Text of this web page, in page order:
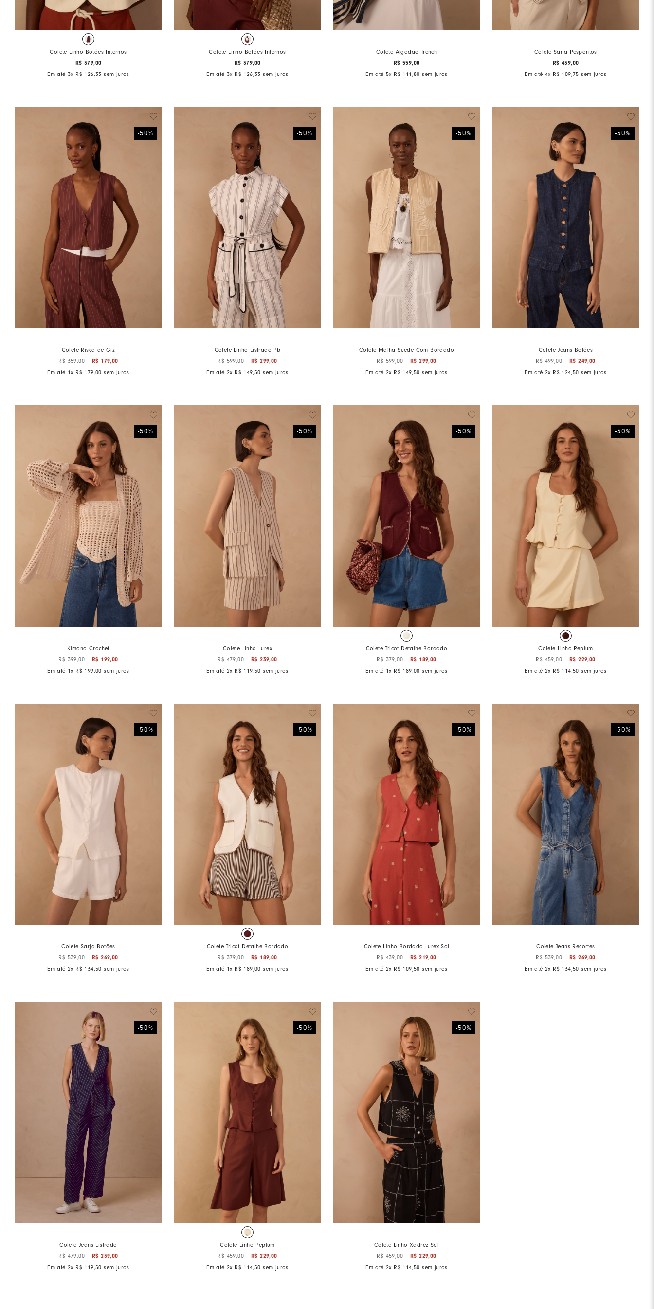
Colete Linho Botões Internos
R$ 379,00
Em até 3x R$ 126 ,33 sem juros
Colete Linho Botões Internos
R$ 379,00
Em até 3x R$ 126 ,33 sem juros
Colete Algodão Trench
R$ 559,00
Em até 5x R$ 111 ,80 sem juros
Colete Sarja Pespontos
R$ 439,00
Em até 4x R$ 109 75 sem juros
-50%
Colete Risca de Giz
R$ 359,00 R$ 179,00
Em até 1x R$ 179,00 sem juros
-50%
Colete Linho Listrado Pb
R$ 599,00 R$ 299,00
Em até 2x R$ 149,50 sem juros
-50%
Colete Malha Suede Com Bordado
R$ 599,00 R$ 299,00
Em até 2x R$ 149,50 sem juros
-50%
Colete Jeans Botões
R$ 499,00 R$ 249,00
Em até 2x R$ 124,50 sem juros
-50%
Kimono Crochet
R$ 399 ,00 R$ 199,00
Em até 1x R$ 199 ,00 sem juros
-50%
Colete Linho Lurex
R$ 479 ,00 R$ 239,00
Em até 2x R$ 119 ,50 sem juros
-50%
Colete Tricot Detalhe Bordado
R$ 379 ,00 R$ 189,00
Em até 1x R$ 189 ,00 sem juros
-50%
Colete Linho Peplum
R$ 459 ,00 R$ 229,00
Em até 2x R$ 114 ,50 sem juros
-50%
Colete Sarja Botões
R$ 539,00 R$ 269,00
Em até 2x R$ 134,50 sem juros
-50%
Colete Tricot Detalhe Bordado
R$ 379,00 R$ 189,00
Em até 1x R$ 189,00 sem juros
-50%
Colete Linho Bordado Lurex Sol
R$ 439,00 R$ 219,00
Em até 2x R$ 109,50 sem juros
-50%
Colete Jeans Recortes
R$ 539,00 R$ 269,00
Em até 2x R$ 134,50 sem juros
-50%
Colete Jeans Listrado
R$ 479 ,00 R$ 239,00
Em até 2x R$ 119 ,50 sem juros
-50%
Colete Linho Peplum
R$ 459 ,00 R$ 229,00
Em até 2x R$ 114 ,50 sem juros
-50%
Colete Linho Xadrez Sol
R$ 459 ,00 R$ 229,00
Em até 2x R$ 114 ,50 sem juros